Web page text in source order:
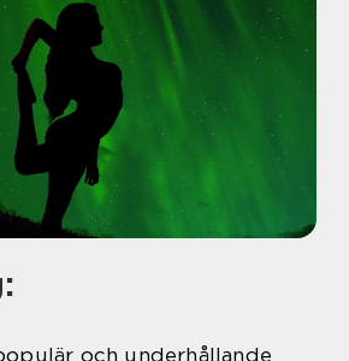
och underhållande